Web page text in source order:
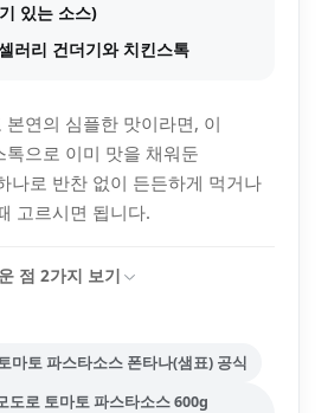
있는 소스)
러리 건더기와 치킨스톡
연의 심플한 맛이라면, 이
으로 이미 맛을 채워둔
나로 반찬 없이 든든하게 먹거나
고르시면 됩니다.
점 2가지 보기
마토 파스타소스 폰타나(샘표) 공식
도로 토마토 파스타소스 600g